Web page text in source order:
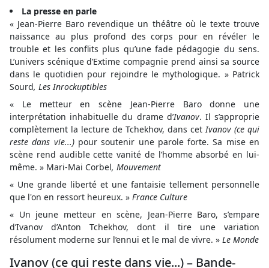
La presse en parle
« Jean-Pierre Baro revendique un théâtre où le texte trouve
naissance au plus profond des corps pour en révéler le
trouble et les conflits plus qu’une fade pédagogie du sens.
L’univers scénique d’Extime compagnie prend ainsi sa source
dans le quotidien pour rejoindre le mythologique. » Patrick
Sourd, Les Inrockuptibles
« Le metteur en scène Jean-Pierre Baro donne une
interprétation inhabituelle du drame d’Ivanov. Il s’approprie
complètement la lecture de Tchekhov, dans cetIvanov (ce qui
reste dans vie...) pour soutenir une parole forte. Sa mise en
scène rend audible cette vanité de l’homme absorbé en lui-
même. » Mari-Mai Corbel, Mouvement
« Une grande liberté et une fantaisie tellement personnelle
que l'on en ressort heureux. » France Culture
« Un jeune metteur en scène, Jean-Pierre Baro, s’empare
d’Ivanov d’Anton Tchekhov, dont il tire une variation
résolument moderne sur l’ennui et le mal de vivre. » Le Monde
Ivanov (ce qui reste dans vie...) – Bande-